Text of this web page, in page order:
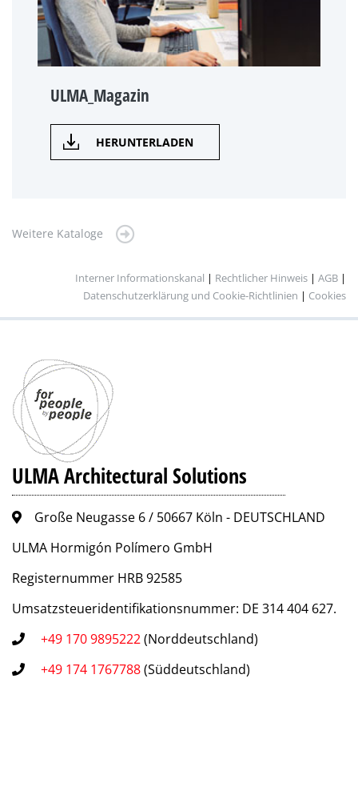
ULMA_Magazin
HERUNTERLADEN
Weitere Kataloge
Interner Informationskanal | Rechtlicher Hinweis | AGB |
Datenschutzerklärung und Cookie-Richtlinien | Cookies
ULMA Architectural Solutions
Große Neugasse 6 / 50667 Köln - DEUTSCHLAND
ULMA Hormigón Polímero GmbH
Registernummer HRB 92585
Umsatzsteueridentifikationsnummer: DE 314 404 627.
+49 170 9895222(Norddeutschland)
+49 174 1767788(Süddeutschland)